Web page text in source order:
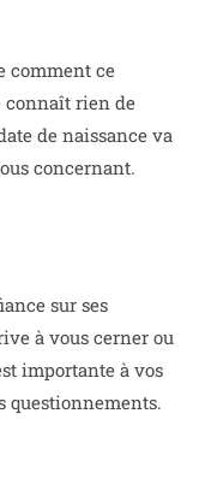
comment ce
connaît rien de
de naissance va
concernant.
sur ses
à vous cerner ou
importante à vos
questionnements.